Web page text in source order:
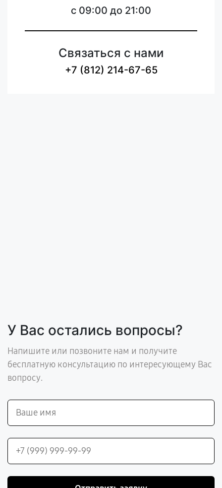
c 09:00 до 21:00
Связаться с нами
+7 (812) 214-67-65
У Вас остались вопросы?
Напишите или позвоните нам и получите
бесплатную консультацию по интересующему Вас
вопросу.